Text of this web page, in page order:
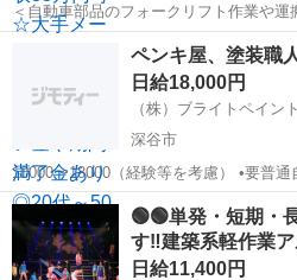
＜自動車部品のフォークリフト作業や運
た商用車を製造するあの会社♪ CMや街
るチャンスです！ 自分が携わったトラ
きなやりがいや誇りを感じるこ...
大工
ペンキ屋、塗装職
日給18,000円
（株）ブライトペイント
深谷市
10000〜18000（経験等を考慮） •要普通自動車免許 •主に住宅やアパ
ートの塗り替え。 •現場は埼玉県と近県が多いです。 •1年以上在籍で
正社員登用も可能。 •下記の項目を記載して、メッセージをお願いいた
しま...
埼玉 深谷市 建築
🟢🟢単発・短期・
す‼️建築系軽作業
日給11,400円